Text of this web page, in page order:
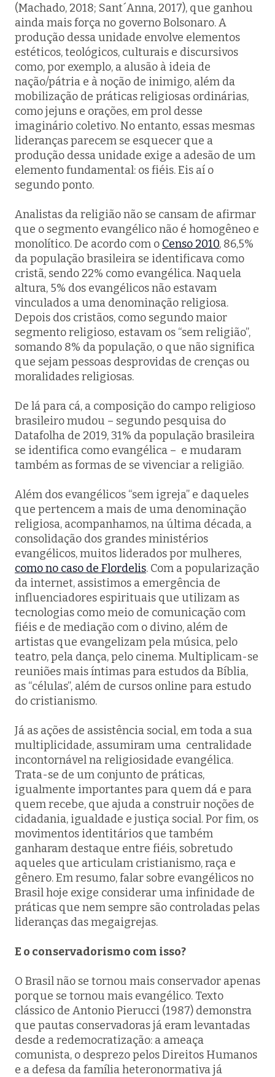
(Machado, 2018; Sant´Anna, 2017), que ganhou
ainda mais força no governo Bolsonaro. A
produção dessa unidade envolve elementos
estéticos, teológicos, culturais e discursivos
como, por exemplo, a alusão à ideia de
nação/pátria e à noção de inimigo, além da
mobilização de práticas religiosas ordinárias,
como jejuns e orações, em prol desse
imaginário coletivo. No entanto, essas mesmas
lideranças parecem se esquecer que a
produção dessa unidade exige a adesão de um
elemento fundamental: os fiéis. Eis aí o
segundo ponto.
Analistas da religião não se cansam de afirmar
que o segmento evangélico não é homogêneo e
monolítico. De acordo com o Censo 2010, 86,5%
da população brasileira se identificava como
cristã, sendo 22% como evangélica. Naquela
altura, 5% dos evangélicos não estavam
vinculados a uma denominação religiosa.
Depois dos cristãos, como segundo maior
segmento religioso, estavam os “sem religião”,
somando 8% da população, o que não significa
que sejam pessoas desprovidas de crenças ou
moralidades religiosas.
De lá para cá, a composição do campo religioso
brasileiro mudou – segundo pesquisa do
Datafolha de 2019, 31% da população brasileira
se identifica como evangélica – e mudaram
também as formas de se vivenciar a religião.
Além dos evangélicos “sem igreja” e daqueles
que pertencem a mais de uma denominação
religiosa, acompanhamos, na última década, a
consolidação dos grandes ministérios
evangélicos, muitos liderados por mulheres,
como no caso de Flordelis. Com a popularização
da internet, assistimos a emergência de
influenciadores espirituais que utilizam as
tecnologias como meio de comunicação com
fiéis e de mediação com o divino, além de
artistas que evangelizam pela música, pelo
teatro, pela dança, pelo cinema. Multiplicam-se
reuniões mais íntimas para estudos da Bíblia,
as “células”, além de cursos online para estudo
do cristianismo.
Já as ações de assistência social, em toda a sua
multiplicidade, assumiram uma centralidade
incontornável na religiosidade evangélica.
Trata-se de um conjunto de práticas,
igualmente importantes para quem dá e para
quem recebe, que ajuda a construir noções de
cidadania, igualdade e justiça social. Por fim, os
movimentos identitários que também
ganharam destaque entre fiéis, sobretudo
aqueles que articulam cristianismo, raça e
gênero. Em resumo, falar sobre evangélicos no
Brasil hoje exige considerar uma infinidade de
práticas que nem sempre são controladas pelas
lideranças das megaigrejas.
E o conservadorismo com isso?
O Brasil não se tornou mais conservador apenas
porque se tornou mais evangélico. Texto
clássico de Antonio Pierucci (1987) demonstra
que pautas conservadoras já eram levantadas
desde a redemocratização: a ameaça
comunista, o desprezo pelos Direitos Humanos
e a defesa da família heteronormativa já